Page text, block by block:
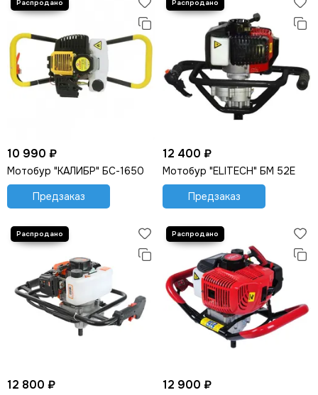
10 990 ₽
Мотобур "КАЛИБР" БС-1650
Предзаказ
12 400 ₽
Мотобур "ELITECH" БМ 52Е
Предзаказ
12 800 ₽ 12 900 ₽